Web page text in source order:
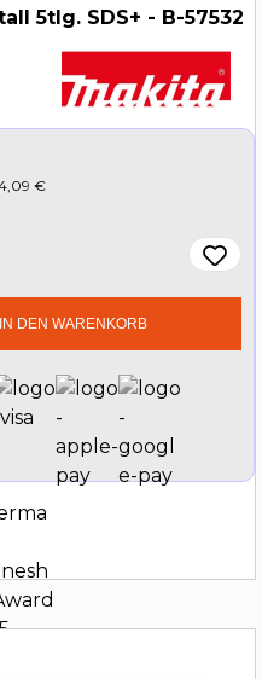
5tlg. SDS+ - B-57532
€
den
IN DEN WARENKORB